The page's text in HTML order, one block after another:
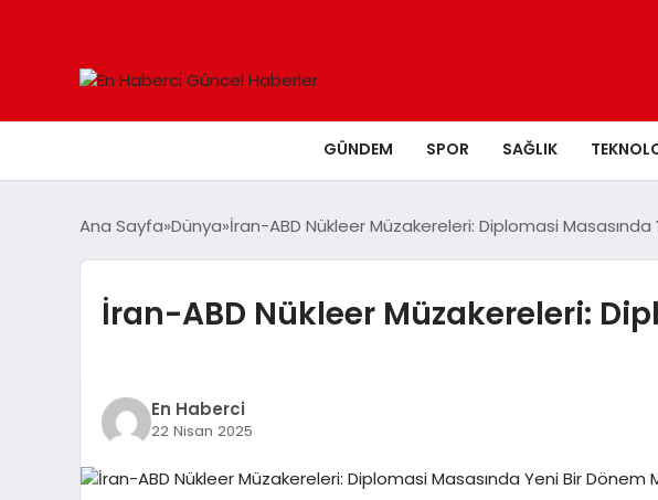
GÜNDEM SPOR SAĞLIK
Ana Sayfa Dünya İran-ABD Nükleer Müzakereleri: Diplomasi Masasında
İran-ABD Nükleer Müzakereleri:
En Haberci
22 Nisan 2025